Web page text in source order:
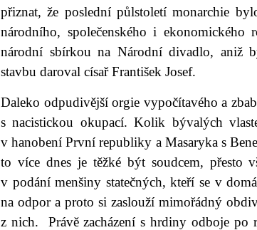
přiznat, že poslední půlstoletí monarchie
národního, společenského i ekonomického
národní sbírkou na Národní divadlo, aniž
stavbu daroval císař František Josef.
Daleko odpudivější orgie vypočítavého a
s nacistickou okupací. Kolik bývalých
v hanobení První republiky a Masaryka s
to více dnes je těžké být soudcem, přesto
v podání menšiny statečných, kteří se v
na odpor a proto si zaslouží mimořádný
z nich. Právě zacházení s hrdiny odboje po